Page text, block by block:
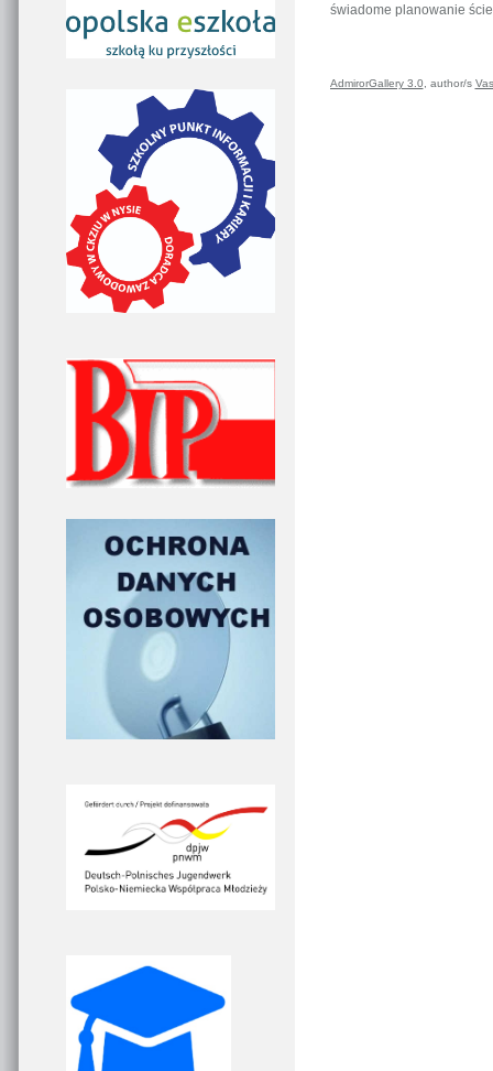
świadome planowanie
AdmirorGallery 3.0 , author/s